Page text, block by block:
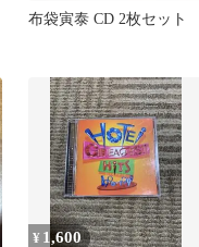
布袋寅泰 CD 2枚セット
¥ 1,600